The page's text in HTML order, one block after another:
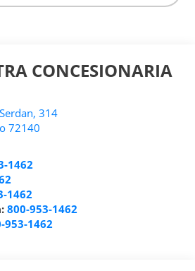
CONCESIONARIA
314
72140
1462
1462
800-953-1462
953-1462